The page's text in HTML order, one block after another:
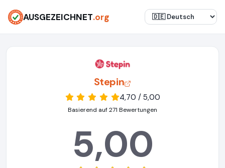
AUSGEZEICHNET.org
Stepin
4,70 / 5,00
Basierend auf 271 Bewertungen
5,00